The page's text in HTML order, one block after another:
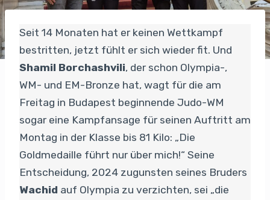
Seit 14 Monaten hat er keinen Wettkampf
bestritten, jetzt fühlt er sich wieder fit. Und
Shamil Borchashvili, der schon Olympia-,
WM- und EM-Bronze hat, wagt für die am
Freitag in Budapest beginnende Judo-WM
sogar eine Kampfansage für seinen Auftritt am
Montag in der Klasse bis 81 Kilo: „Die
Goldmedaille führt nur über mich!“ Seine
Entscheidung, 2024 zugunsten seines Bruders
Wachid auf Olympia zu verzichten, sei „die